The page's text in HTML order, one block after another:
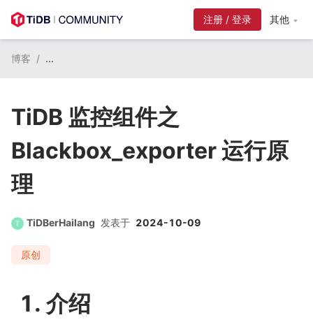
其他
博客 / ...
TiDB 监控组件之
Blackbox_exporter 运行原
理
TiDBerHailang 发表于 2024-10-09
原创
1. 介绍